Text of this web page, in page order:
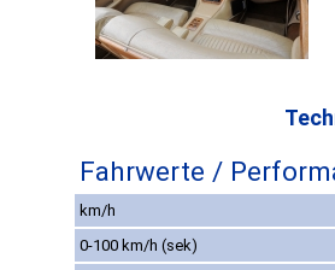
Fahrwerte /
km/h
0-100 km/h (sek)